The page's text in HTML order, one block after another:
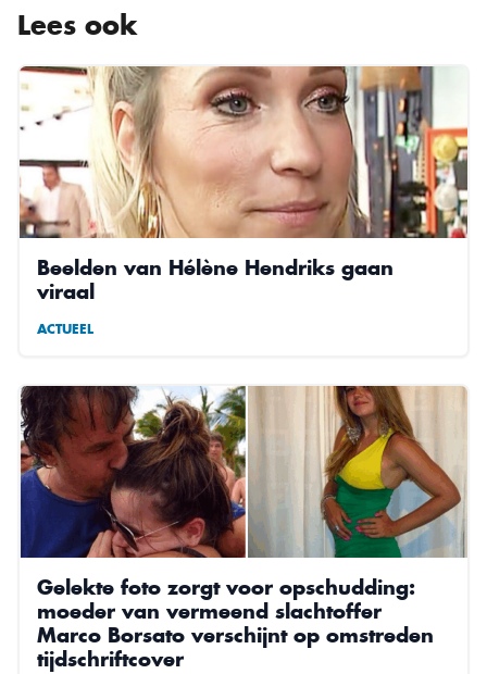
Lees ook
Beelden van Hélène Hendriks gaan
viraal
ACTUEEL
Gelekte foto zorgt voor opschudding:
moeder van vermeend slachtoffer
Marco Borsato verschijnt op omstreden
tijdschriftcover